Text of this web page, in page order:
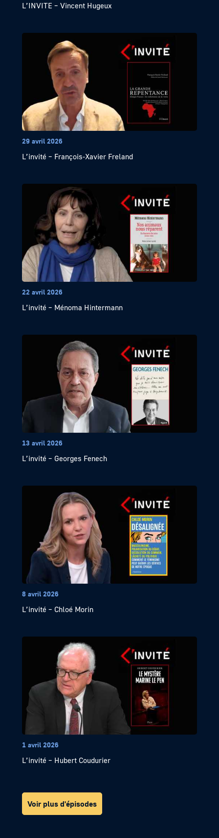
L’INVITE – Vincent Hugeux
29 avril 2026
L’invité – François-Xavier Freland
22 avril 2026
L’invité – Ménoma Hintermann
13 avril 2026
L’invité – Georges Fenech
8 avril 2026
L’invité – Chloé Morin
1 avril 2026
L’invité – Hubert Coudurier
Voir plus d'épisodes